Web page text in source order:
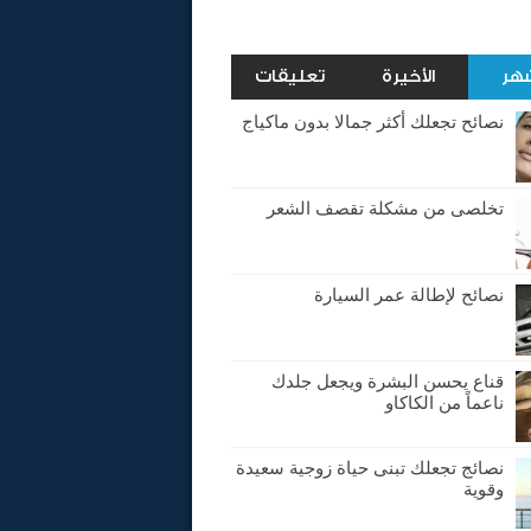
الأخيرة تعليقات
نصائح تجعلك أكثر جمالا بدون ماكياج
تخلصى من مشكلة تقصف الشعر
نصائح لإطالة عمر السيارة
قناع يحسن البشرة ويجعل جلدك
ناعماً من الكاكاو
نصائج تجعلك تبنى حياة زوجية سعيدة
وقوية